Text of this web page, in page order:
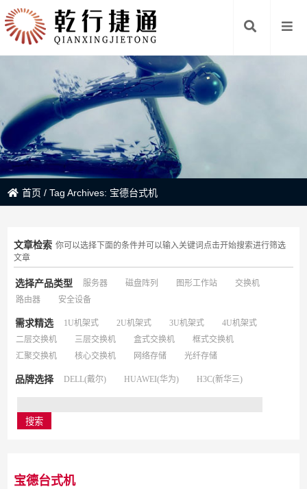
首页 /Tag Archives: 宝德台式机
文章检索 你可以选择下面的条件并可以输入关键词点击开始搜索进行筛选
文章
选择产品类型 服务器 磁盘阵列 图形工作站
交换机
路由器
安全设备
需求精选 1U机架式 2U机架式 3U机架式
4U机架式
二层交换机
三层交换机 盒式交换机
框式交换机
汇聚交换机
核心交换机 网络存储 光纤存储
品牌选择 DELL(戴尔) HUAWEI(华为) H3C(新华三)
宝德台式机